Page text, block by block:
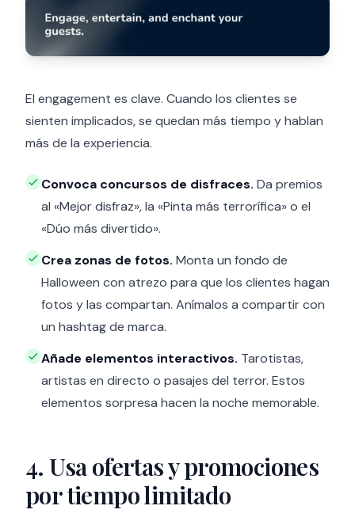
El engagement es clave. Cuando los clientes se
sienten implicados, se quedan más tiempo y hablan
más de la experiencia.
Convoca concursos de disfraces. Da premios
al «Mejor disfraz», la «Pinta más terrorífica» o el
«Dúo más divertido».
Crea zonas de fotos. Monta un fondo de
Halloween con atrezo para que los clientes hagan
fotos y las compartan. Anímalos a compartir con
un hashtag de marca.
Añade elementos interactivos. Tarotistas,
artistas en directo o pasajes del terror. Estos
elementos sorpresa hacen la noche memorable.
4. Usa ofertas y promociones
por tiempo limitado